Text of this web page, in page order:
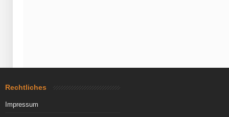
Rechtliches
Impressum